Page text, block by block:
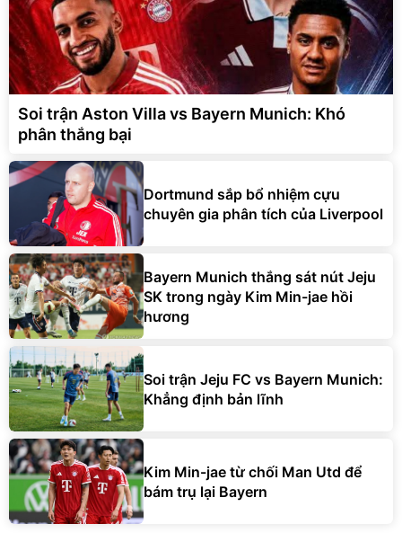
Soi trận Aston Villa vs Bayern Munich: Khó
phân thắng bại
Dortmund sắp bổ nhiệm cựu
chuyên gia phân tích của Liverpool
Bayern Munich thắng sát nút Jeju
SK trong ngày Kim Min-jae hồi
hương
Soi trận Jeju FC vs Bayern Munich:
Khẳng định bản lĩnh
Kim Min-jae từ chối Man Utd để
bám trụ lại Bayern